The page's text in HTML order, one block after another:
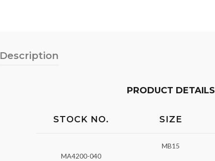
Description
PRODUCT DETAILS
STOCK NO. SIZE
MA4200-040
MB15